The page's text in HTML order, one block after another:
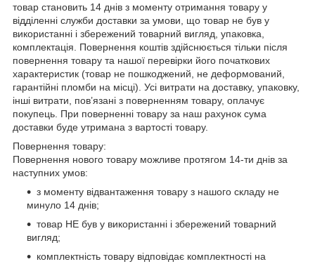
товар становить 14 днів з моменту отримання товару у
відділенні служби доставки за умови, що товар не був у
використанні і збережений товарний вигляд, упаковка,
комплектація. Повернення коштів здійснюється тільки після
повернення товару та нашої перевірки його початкових
характеристик (товар не пошкоджений, не деформований,
гарантійні пломби на місці). Усі витрати на доставку, упаковку,
інші витрати, пов’язані з поверненням товару, оплачує
покупець. При поверненні товару за наш рахунок сума
доставки буде утримана з вартості товару.
Повернення товару:
Повернення нового товару можливе протягом 14-ти днів за
наступних умов:
з моменту відвантаження товару з нашого складу не
минуло 14 днів;
товар НЕ був у використанні і збережений товарний
вигляд;
комплектність товару відповідає комплектності на